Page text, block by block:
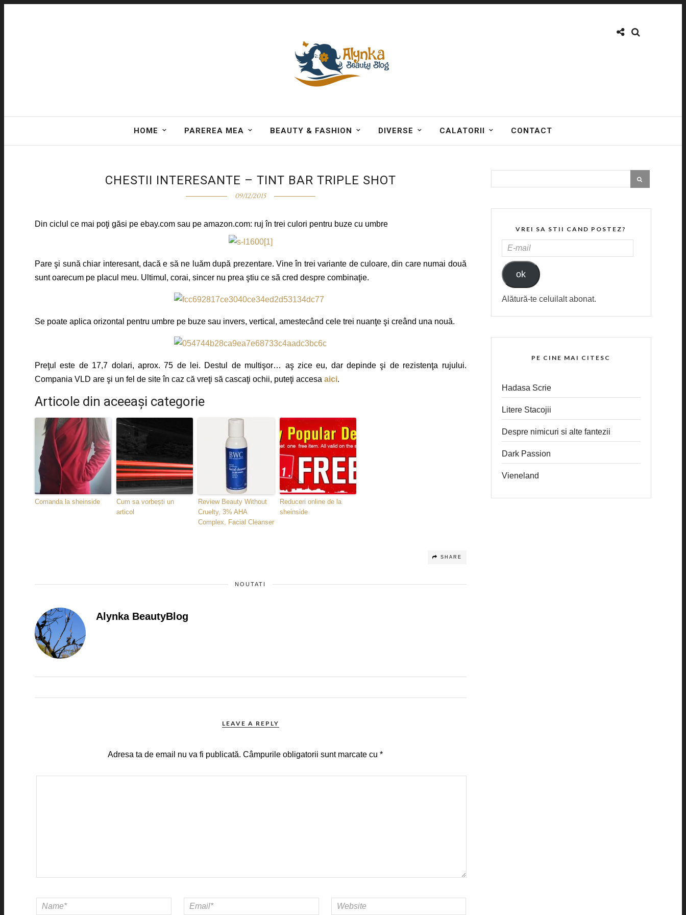
HOME PAREREA MEA BEAUTY & FASHION DIVERSE CALATORII CONTACT
CHESTII INTERESANTE – TINT BAR TRIPLE SHOT
09/12/2015
Din ciclul ce mai poţi găsi pe ebay.com sau pe amazon.com: ruj în trei culori pentru buze cu umbre
Pare şi sună chiar interesant, dacă e să ne luăm după prezentare. Vine în trei variante de culoare, din care numai două
sunt oarecum pe placul meu. Ultimul, corai, sincer nu prea ştiu ce să cred despre combinaţie.
Se poate aplica orizontal pentru umbre pe buze sau invers, vertical, amestecând cele trei nuanţe şi creând una nouă.
Preţul este de 17,7 dolari, aprox. 75 de lei. Destul de multişor… aş zice eu, dar depinde şi de rezistenţa rujului.
Compania VLD are şi un fel de site în caz că vreţi să cascaţi ochii, puteţi accesa aici.
Articole din aceeaşi categorie
Comanda la sheinside
Cum sa vorbești un
articol
Review Beauty Without
Cruelty, 3% AHA
Complex, Facial Cleanser
Reduceri online de la
sheinside
SHARE
NOUTATI
Alynka BeautyBlog
LEAVE A REPLY
Adresa ta de email nu va fi publicată. Câmpurile obligatorii sunt marcate cu *
VREI SA STII CAND POSTEZ?
MAIL
ok
Alătură-te celuilalt abonat.
PE CINE MAI CITESC
Hadasa Scrie
Litere Stacojii
Despre nimicuri si alte fantezii
Dark Passion
Vieneland